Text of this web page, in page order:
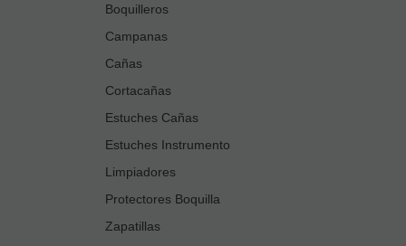
Boquilleros
Campanas
Cañas
Cortacañas
Estuches Cañas
Estuches Instrumento
Limpiadores
Protectores Boquilla
Zapatillas